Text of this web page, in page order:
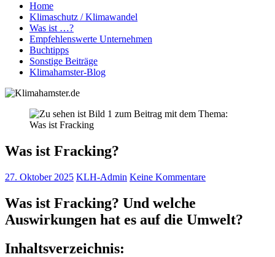
Home
Klimaschutz / Klimawandel
Was ist …?
Empfehlenswerte Unternehmen
Buchtipps
Sonstige Beiträge
Klimahamster-Blog
Was ist Fracking?
27. Oktober 2025 KLH-Admin Keine Kommentare
Was ist Fracking? Und welche
Auswirkungen hat es auf die Umwelt?
Inhaltsverzeichnis: